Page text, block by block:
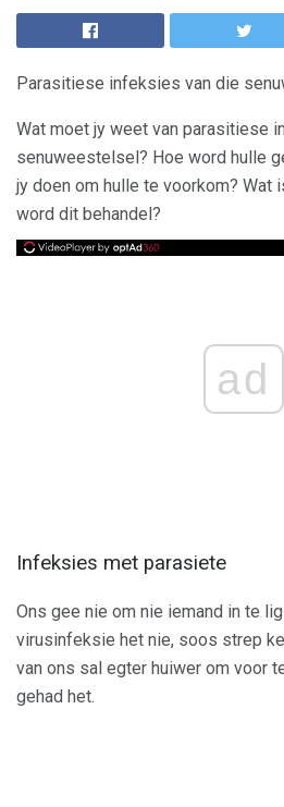
Parasitiese infeksies van die
Wat moet jy weet van parasitiese
senuweestelsel? Hoe word hulle
jy doen om hulle te voorkom? Wat
word dit behandel?
ad
Infeksies met parasiete
Ons gee nie om nie iemand in te
virusinfeksie het nie, soos strep
van ons sal egter huiwer om voor
gehad het.